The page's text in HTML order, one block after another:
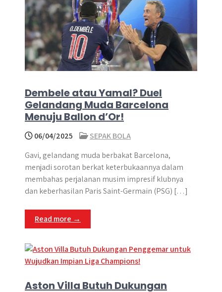
Dembele atau Yamal? Duel
Gelandang Muda Barcelona
Menuju Ballon d’Or!
06/04/2025
SEPAK BOLA
Gavi, gelandang muda berbakat Barcelona,
menjadi sorotan berkat keterbukaannya dalam
membahas perjalanan musim impresif klubnya
dan keberhasilan Paris Saint-Germain (PSG) […]
Read more →
Aston Villa Butuh Dukungan